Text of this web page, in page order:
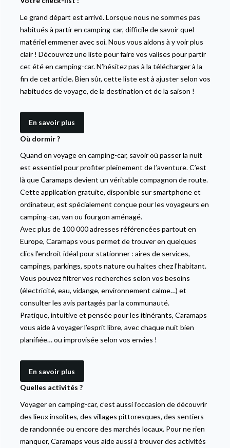
Le grand départ est arrivé. Lorsque nous ne sommes pas
habitués à partir en camping-car, difficile de savoir quel
matériel emmener avec soi. Nous vous aidons à y voir plus
clair ! Découvrez une liste pour faire vos valises pour partir
cet été en camping-car. N’hésitez pas à la télécharger à la
fin de cet article. Bien sûr, cette liste est à ajuster selon vos
habitudes de voyage, de la destination et de la saison !
En savoir plus
Où dormir ?
Quand on voyage en camping-car, savoir où passer la nuit
est essentiel pour profiter pleinement de l’aventure. C’est
là que Caramaps devient un véritable compagnon de route.
Cette application gratuite, disponible sur smartphone et
ordinateur, est spécialement conçue pour les voyageurs en
camping-car, van ou fourgon aménagé.
Avec plus de 100 000 adresses référencées partout en
Europe, Caramaps vous permet de trouver en quelques
clics l’endroit idéal pour stationner : aires de services,
campings, parkings, spots nature ou haltes chez l’habitant.
Vous pouvez filtrer vos recherches selon vos besoins
(électricité, eau, vidange, environnement calme…) et
consulter les avis partagés par la communauté.
Pratique, intuitive et pensée pour les itinérants, Caramaps
vous aide à voyager l’esprit libre, avec chaque nuit bien
planifiée… ou improvisée selon vos envies !
En savoir plus
Quelles activités ?
Voyager en camping-car, c’est aussi l’occasion de découvrir
des lieux insolites, des villages pittoresques, des sentiers
de randonnée ou encore des marchés locaux. Pour ne rien
manquer, Caramaps vous aide aussi à trouver des activités